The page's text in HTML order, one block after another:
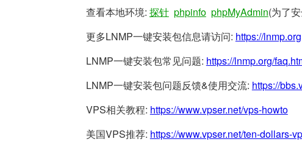
查看本地环境: 探针 phpinfo phpMyAdmin(为了
更多LNMP一键安装包信息请访问: https://lnmp.org
LNMP一键安装包常见问题: https://lnmp.org/
LNMP一键安装包问题反馈&使用交流: https://
VPS相关教程: https://www.vpser.net/vps-howto
美国VPS推荐: https://www.vpser.net/ten-dollars-